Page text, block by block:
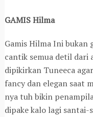
GAMIS Hilma
Gamis Hilma Ini bukan
cantik semua detil dari
dipikirkan Tuneeca
fancy dan elegan saat
nya tuh bikin
dipake kalo lagi santai-